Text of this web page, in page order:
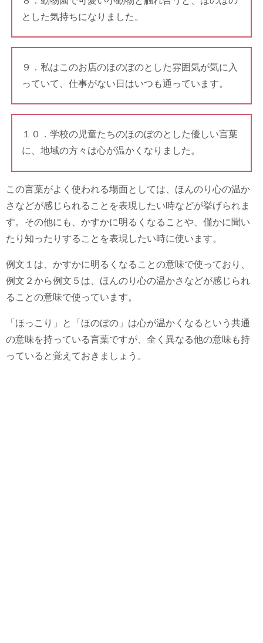
とした気持ちになりました。
９．私はこのお店のほのぼのとした雰囲気が気に入
っていて、仕事がない日はいつも通っています。
１０．学校の児童たちのほのぼのとした優しい言葉
に、地域の方々は心が温かくなりました。
この言葉がよく使われる場面としては、ほんのり心の温か
さなどが感じられることを表現したい時などが挙げられま
す。その他にも、かすかに明るくなることや、僅かに聞い
たり知ったりすることを表現したい時に使います。
例文１は、かすかに明るくなることの意味で使っており、
例文２から例文５は、ほんのり心の温かさなどが感じられ
ることの意味で使っています。
「ほっこり」と「ほのぼの」は心が温かくなるという共通
の意味を持っている言葉ですが、全く異なる他の意味も持
っていると覚えておきましょう。